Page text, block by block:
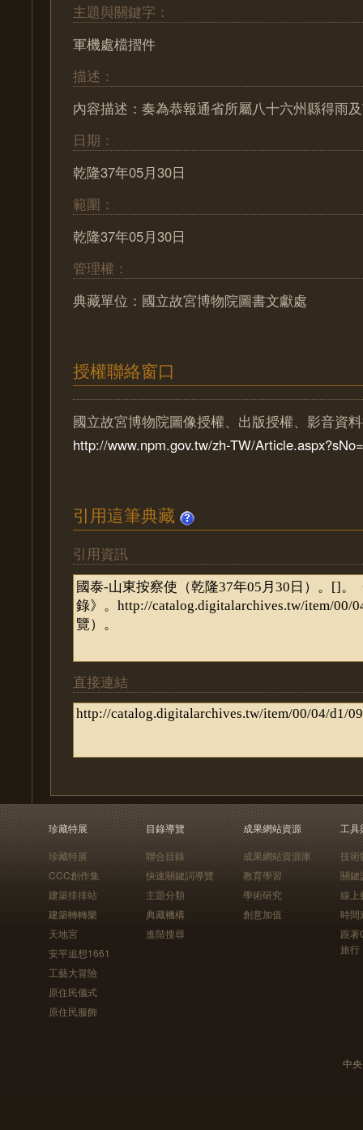
主題與關鍵字：
軍機處檔摺件
描述：
內容描述：奏為恭報通省所屬八十六州縣得雨
日期：
乾隆37年05月30日
範圍：
乾隆37年05月30日
管理權：
典藏單位：國立故宮博物院圖書文獻處
授權聯絡窗口
國立故宮博物院圖像授權、出版授權、影音資
http://www.npm.gov.tw/zh-TW/
引用這筆典藏
引用資訊
直接連結
珍藏特展
珍藏特展
CCC創作集
建築排排站
建築轉轉樂
天地宮
安平追想1661
工藝大冒險
原住民儀式
原住民服飾
目錄導覽
聯合目錄
快速關鍵詞導覽
主題分類
典藏機構
進階搜尋
成果網站資源
成果網站資源庫
教育學習
學術研究
創意加值
工具
技術
關鍵
線上
時間
跟
旅行
中